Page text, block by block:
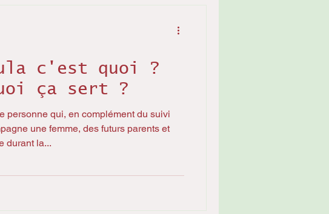
c'est quoi ?
ça sert ?
personne qui, en complément du suivi
une femme, des futurs parents et
durant la...